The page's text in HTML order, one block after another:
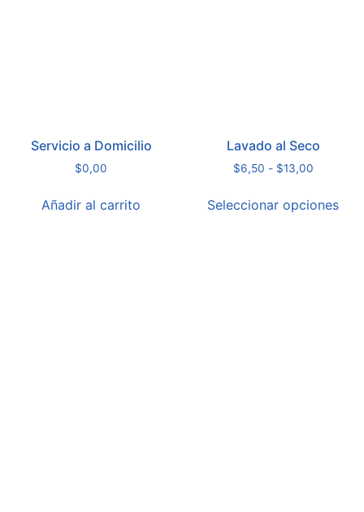
Servicio a Domicilio
$0,00
Añadir al carrito
Lavado al Seco
$6,50 - $13,00
Seleccionar opciones